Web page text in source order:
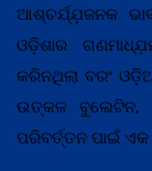
ଆଶ୍ଚର୍ଯ୍ଯ଼ଜନକ
ଓଡ଼ିଶାର
କରିନଥିଲା ବରଂ
ଉତ୍କଳ ବୁଲେଟିନ,
ପରିବର୍ତ୍ତନ ପାଇଁ ଏକ